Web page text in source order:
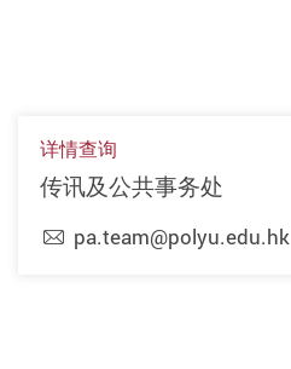
详情查询
传讯及公共事务处
pa.team@polyu.edu.hk